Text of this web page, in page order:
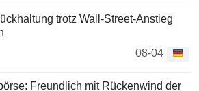
trotz Wall-Street-Anstieg
08-04
Freundlich mit Rückenwind der